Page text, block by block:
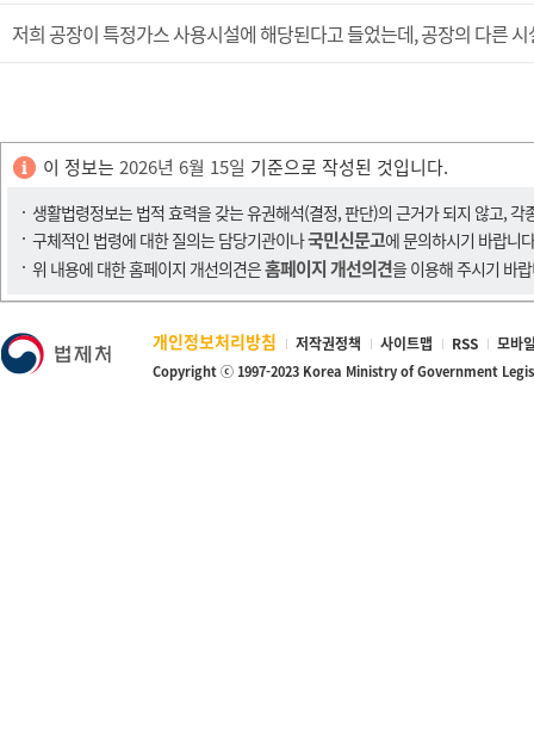
저희 공장이 특정가스 사용시설에 해당된다고 들었는데, 공장의 다른
이 정보는 2026년 6월 15일 기준으로 작성된 것입니다.
생활법령정보는 법적 효력을 갖는 유권해석(결정, 판단)의 근거가 되지 않고,
구체적인 법령에 대한 질의는 담당기관이나국민신문고에 문의하시기 바랍니
위 내용에 대한 홈페이지 개선의견은홈페이지 개선의견을 이용해 주시기 바
개인정보처리방침 저작권정책 사이트맵 RSS 모바
Copyright ⓒ 1997-2023 Korea Ministry of Government